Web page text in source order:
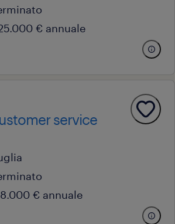
€ annuale
service
€ annuale